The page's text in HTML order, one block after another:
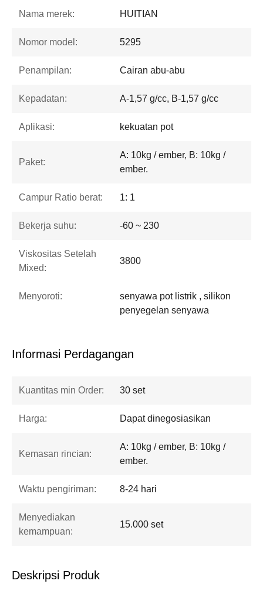
Nama merek: HUITIAN
Nomor model: 5295
Penampilan: Cairan abu-abu
Kepadatan: A-1,57 g/cc, B-1,57 g/cc
Aplikasi: kekuatan pot
Paket:
A: 10kg / ember, B: 10kg /
ember.
Campur Ratio berat: 1: 1
Bekerja suhu: -60 ~ 230
Viskositas Setelah
Mixed:
3800
Menyoroti:
senyawa pot listrik , silikon
penyegelan senyawa
Informasi Perdagangan
Kuantitas min Order: 30 set
Harga: Dapat dinegosiasikan
Kemasan rincian:
A: 10kg / ember, B: 10kg /
ember.
Waktu pengiriman: 8-24 hari
Menyediakan
kemampuan:
15.000 set
Deskripsi Produk